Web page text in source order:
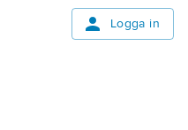
Logga in